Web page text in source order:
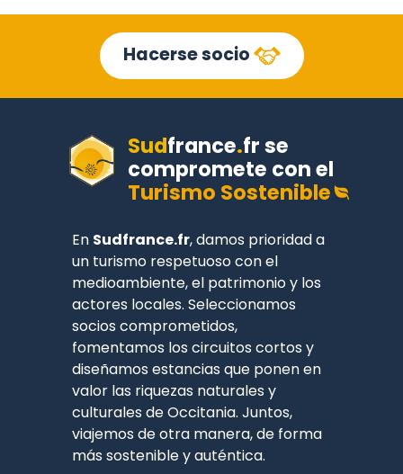
Hacerse socio
Sudfrance.frse
compromete con el
Turismo Sostenible
En Sudfrance.fr, damos prioridad a
un turismo respetuoso con el
medioambiente, el patrimonio y los
actores locales. Seleccionamos
socios comprometidos,
fomentamos los circuitos cortos y
diseñamos estancias que ponen en
valor las riquezas naturales y
culturales de Occitania. Juntos,
viajemos de otra manera, de forma
más sostenible y auténtica.